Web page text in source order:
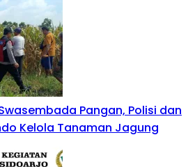
Pangan, Polisi dan
Kelola Tanaman Jagung